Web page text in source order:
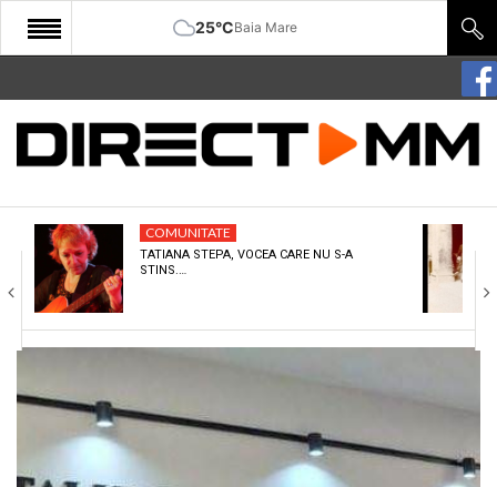
25°CBaia Mare
START
COMUNITATE
CULTURA
ECONOMIE
SANATATE
SPECIAL
COMUNITATE
TATIANA STEPA, VOCEA CARE NU S-A
STINS.…